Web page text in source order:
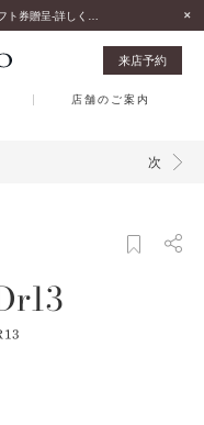
来店予約
店舗のご案内
次